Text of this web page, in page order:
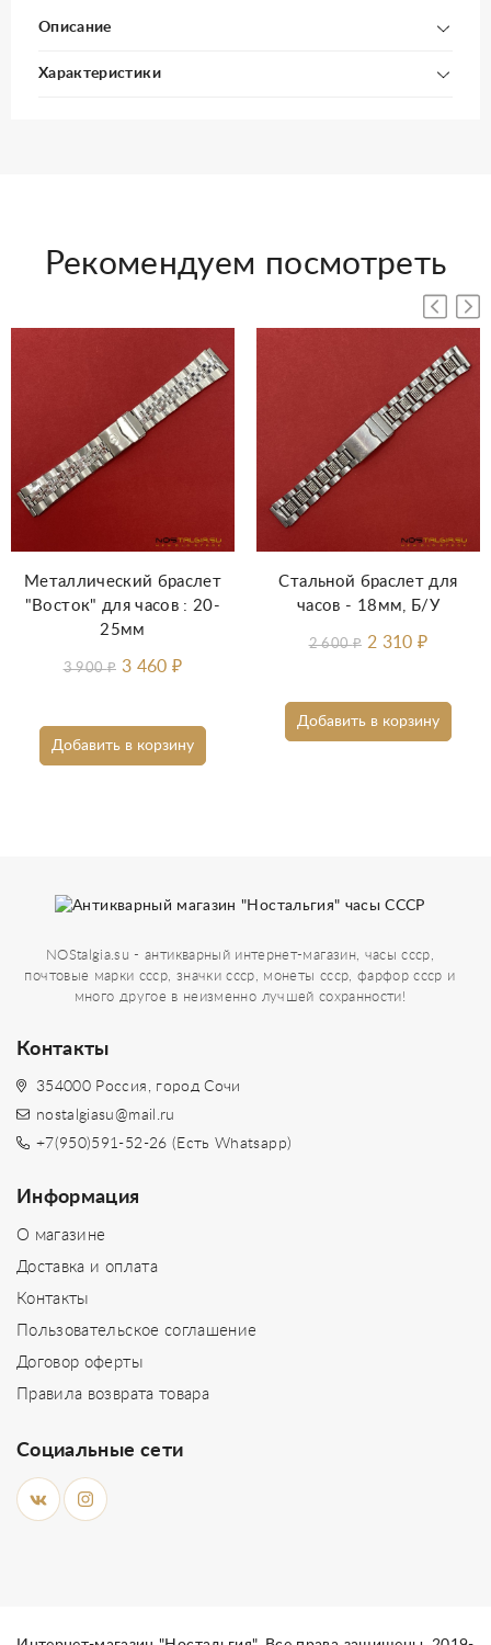
Описание
Характеристики
Рекомендуем посмотреть
Добавить в корзину
Металлический браслет
"Восток" для часов : 20-
25мм
3 900₽ 3 460₽
Добавить в корзину
Стальной браслет для
часов - 18мм, Б/У
2 600₽ 2 310₽
NOStalgia.su - антикварный интернет-магазин, часы ссср,
почтовые марки ссср, значки ссср, монеты ссср, фарфор ссср и
много другое в неизменно лучшей сохранности!
Контакты
354000 Россия, город Сочи
nostalgiasu@mail.ru
+7(950)591-52-26 (Есть Whatsapp)
Информация
О магазине
Доставка и оплата
Контакты
Пользовательское соглашение
Договор оферты
Правила возврата товара
Социальные сети